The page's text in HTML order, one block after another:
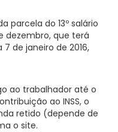
parcela do 13º salário
dezembro, que terá
de janeiro de 2016,
ao trabalhador até o
ao INSS, o
retido (depende de
o site.